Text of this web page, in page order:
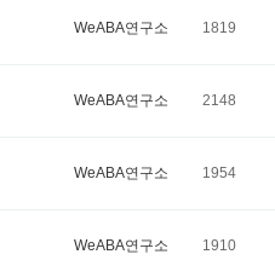
WeABA연구소 1819
WeABA연구소 2148
WeABA연구소 1954
WeABA연구소 1910